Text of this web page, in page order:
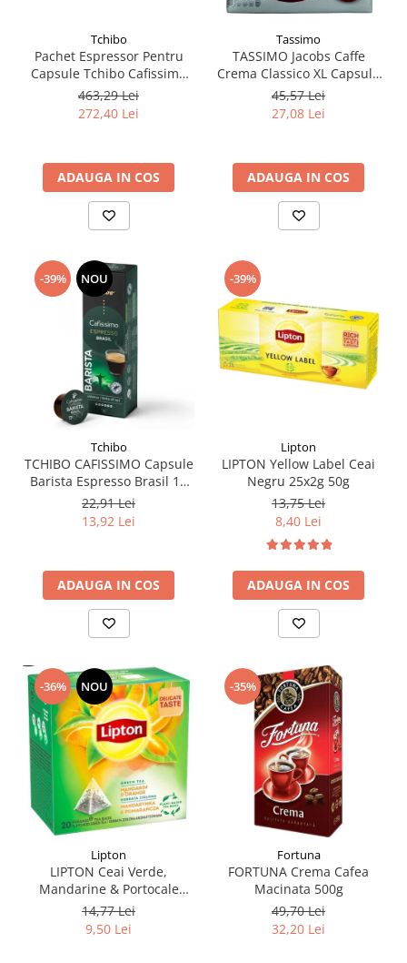
Tchibo
Pachet Espressor Pentru
Capsule Tchibo Cafissimo
Pure Grey + TCHIBO
CAFISSIMO Set Capsule 6
463,29 Lei
272,40 Lei
ADAUGA IN COS
Tassimo
TASSIMO Jacobs Caffe
Crema Classico XL Capsule
cu Cafea 16buc 132.8g -
TDV 16.10.2026
45,57 Lei
27,08 Lei
ADAUGA IN COS
-39% NOU
Tchibo
TCHIBO CAFISSIMO Capsule
Barista Espresso Brasil 10
buc 80g (27.10.2026)
22,91 Lei
13,92 Lei
ADAUGA IN COS
-39%
Lipton
LIPTON Yellow Label Ceai
Negru 25x2g 50g
13,75 Lei
8,40 Lei
ADAUGA IN COS
-36% NOU
Lipton
LIPTON Ceai Verde,
Mandarine & Portocale
Piramide 20x2.1g
(30.09.2026)
14,77 Lei
9,50 Lei
-35%
Fortuna
FORTUNA Crema Cafea
Macinata 500g
49,70 Lei
32,20 Lei